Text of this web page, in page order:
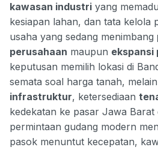
kawasan industri yang
kesiapan lahan, dan tata kelola
usaha yang sedang menimbang
perusahaan maupun ekspansi
keputusan memilih lokasi di
semata soal harga tanah,
infrastruktur, ketersediaan
kedekatan ke pasar Jawa
permintaan gudang modern
pasok menuntut kecepatan,